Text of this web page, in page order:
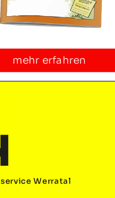
Werratal
mehr erfahren